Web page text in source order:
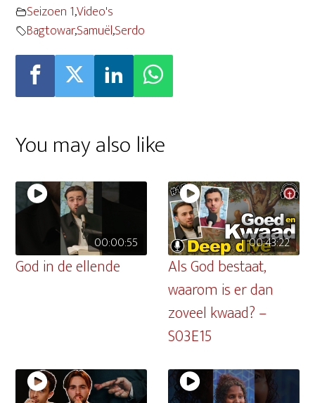
Seizoen 1,Video's
Bagtowar,Samuël,Serdo
You may also like
00:00:55
God in de ellende
00:43:22
Als God bestaat,
waarom is er dan
zoveel kwaad? –
S03E15